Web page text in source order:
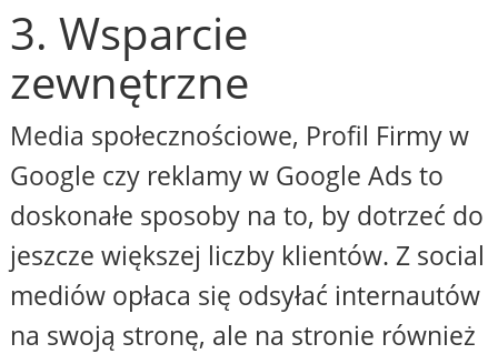
3. Wsparcie
zewnętrzne
Media społecznościowe, Profil Firmy w
Google czy reklamy w Google Ads to
doskonałe sposoby na to, by dotrzeć do
jeszcze większej liczby klientów. Z social
mediów opłaca się odsyłać internautów
na swoją stronę, ale na stronie również